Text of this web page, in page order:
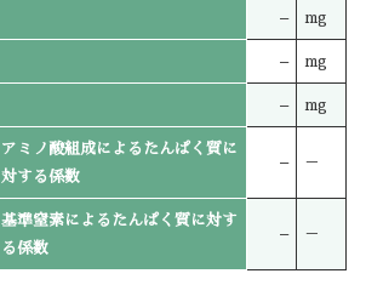
– mg
– mg
– mg
アミノ酸組成によるたんぱく質に
対する係数
– －
基準窒素によるたんぱく質に対す
る係数
– －